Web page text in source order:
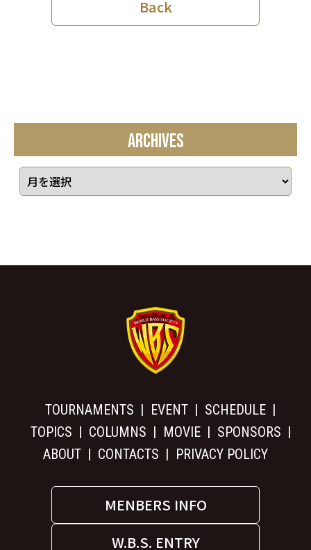
Back
ARCHIVES
TOURNAMENTS EVENT
SCHEDULE
TOPICS
COLUMNS MOVIE
SPONSORS
ABOUT
CONTACTS PRIVACY POLICY
MENBERS INFO
W.B.S. ENTRY